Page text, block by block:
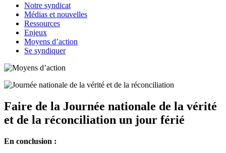
Notre syndicat
Médias et nouvelles
Ressources
Enjeux
Moyens d’action
Se syndiquer
Faire de la Journée nationale de la vérité
et de la réconciliation un jour férié
En conclusion :